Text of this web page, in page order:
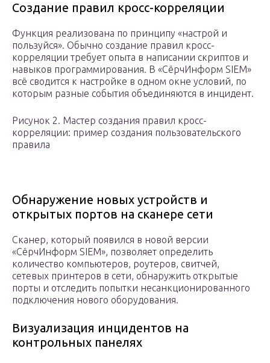
Создание правил кросс-корреляции
Функция реализована по принципу «настрой и
пользуйся». Обычно создание правил кросс-
корреляции требует опыта в написании скриптов и
навыков программирования. В «СёрчИнформ SIEM»
всё сводится к настройке в одном окне условий, по
которым разные события объединяются в инцидент.
Рисунок 2. Мастер создания правил кросс-
корреляции: пример создания пользовательского
правила
Обнаружение новых устройств и
открытых портов на сканере сети
Сканер, который появился в новой версии
«СёрчИнформ SIEM», позволяет определить
количество компьютеров, роутеров, свитчей,
сетевых принтеров в сети, обнаружить открытые
порты и отследить попытки несанкционированного
подключения нового оборудования.
Визуализация инцидентов на
контрольных панелях